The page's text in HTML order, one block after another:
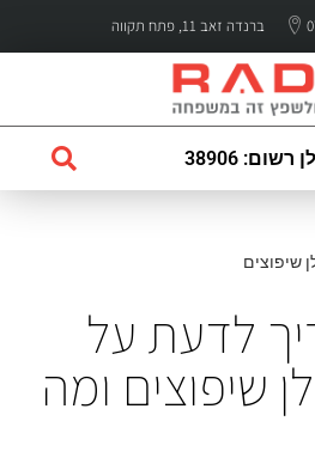
ברנדה זאב 11, פתח תקווה
38906
שיפוצים
לדעת על
שיפוצים ומה